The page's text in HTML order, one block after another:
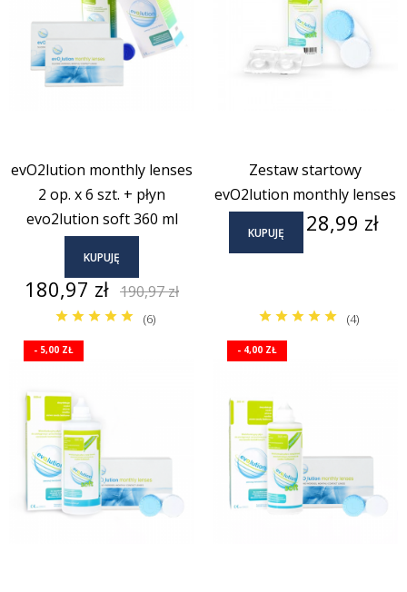
evO2lution monthly lenses
2 op. x 6 szt. + płyn
evo2lution soft 360 ml
KUPUJĘ
Cena
180,97 zł Cena
podstawowa
190,97 zł
Zestaw startowy
evO2lution monthly lenses
KUPUJĘ Cena
28,99 zł
(6)
- 5,00 ZŁ
(4)
- 4,00 ZŁ